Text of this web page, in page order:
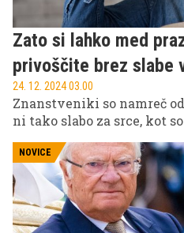
Zato si lahko med
privoščite brez slabe
24. 12. 2024 03.00
Znanstveniki so namreč
ni tako slabo za srce, kot
NOVICE